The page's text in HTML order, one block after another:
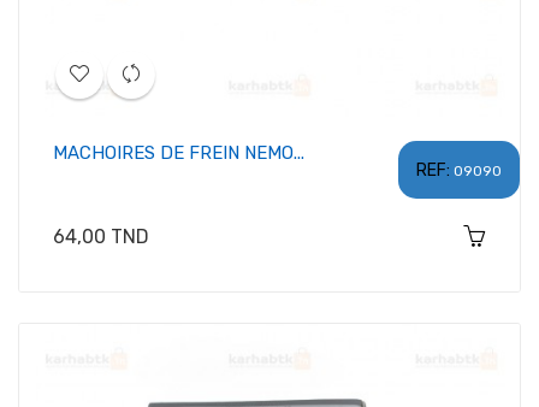
REF: 09090
MACHOIRES DE FREIN NEMO...
Prix
64,00 TND